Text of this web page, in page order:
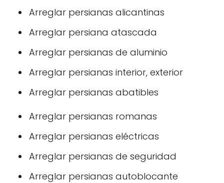
Arreglar persianas alicantinas
Arreglar persiana atascada
Arreglar persianas de aluminio
Arreglar persianas interior, exterior
Arreglar persianas abatibles
Arreglar persianas romanas
Arreglar persianas eléctricas
Arreglar persianas de seguridad
Arreglar persianas autoblocante